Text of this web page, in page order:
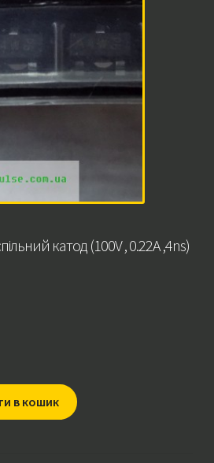
Посилання
катод (100V , 0.22A ,4ns)
в кошик